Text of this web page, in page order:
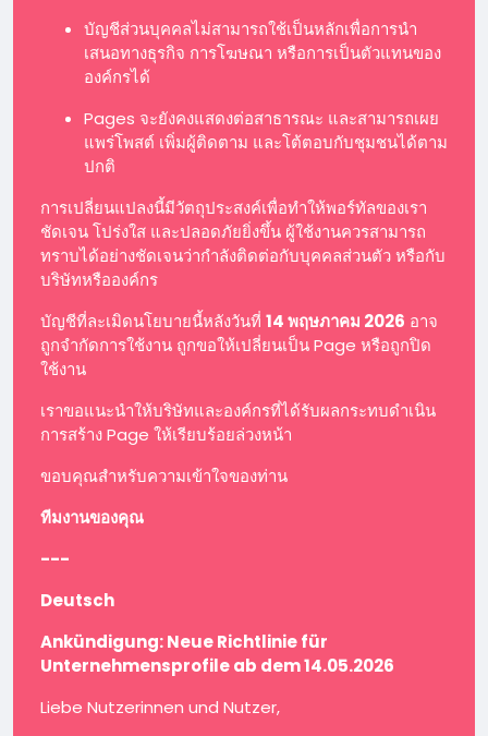
บัญชีส่วนบุคคลไม่สามารถใช้เป็นหลักเพื่อการนำ
เสนอทางธุรกิจ การโฆษณา หรือการเป็นตัวแทนของ
องค์กรได้
Pages จะยังคงแสดงต่อสาธารณะ และสามารถเผย
แพร่โพสต์ เพิ่มผู้ติดตาม และโต้ตอบกับชุมชนได้ตาม
ปกติ
การเปลี่ยนแปลงนี้มีวัตถุประสงค์เพื่อทำให้พอร์ทัลของเรา
ชัดเจน โปร่งใส และปลอดภัยยิ่งขึ้น ผู้ใช้งานควรสามารถ
ทราบได้อย่างชัดเจนว่ากำลังติดต่อกับบุคคลส่วนตัว หรือกับ
บริษัทหรือองค์กร
บัญชีที่ละเมิดนโยบายนี้หลังวันที่ 14 พฤษภาคม 2026 อาจ
ถูกจำกัดการใช้งาน ถูกขอให้เปลี่ยนเป็น Page หรือถูกปิด
ใช้งาน
เราขอแนะนำให้บริษัทและองค์กรที่ได้รับผลกระทบดำเนิน
การสร้าง Page ให้เรียบร้อยล่วงหน้า
ขอบคุณสำหรับความเข้าใจของท่าน
ทีมงานของคุณ
---
Deutsch
Ankündigung: Neue Richtlinie für
Unternehmensprofile ab dem 14.05.2026
Liebe Nutzerinnen und Nutzer,